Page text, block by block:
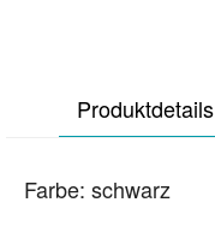
Produktdetails
Farbe: schwarz